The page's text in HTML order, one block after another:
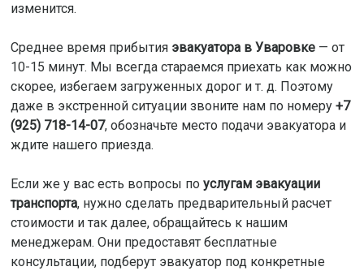
изменится.
Среднее время прибытия эвакуатора в Уваровке— от
10-15 минут. Мы всегда стараемся приехать как можно
скорее, избегаем загруженных дорог и т. д. Поэтому
даже в экстренной ситуации звоните нам по номеру +7
(925) 718-14-07, обозначьте место подачи эвакуатора и
ждите нашего приезда.
Если же у вас есть вопросы по услугам эвакуации
транспорта, нужно сделать предварительный расчет
стоимости и так далее, обращайтесь к нашим
менеджерам. Они предоставят бесплатные
консультации, подберут эвакуатор под конкретные